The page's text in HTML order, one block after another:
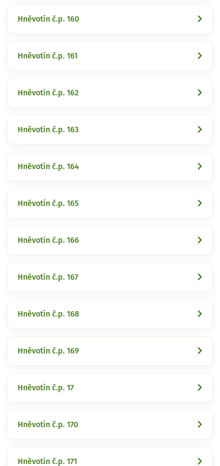
Hněvotín č.p. 160
Hněvotín č.p. 161
Hněvotín č.p. 162
Hněvotín č.p. 163
Hněvotín č.p. 164
Hněvotín č.p. 165
Hněvotín č.p. 166
Hněvotín č.p. 167
Hněvotín č.p. 168
Hněvotín č.p. 169
Hněvotín č.p. 17
Hněvotín č.p. 170
Hněvotín č.p. 171